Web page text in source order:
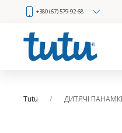
+380 (67) 579-92-68
Tutu ДИТЯЧІ